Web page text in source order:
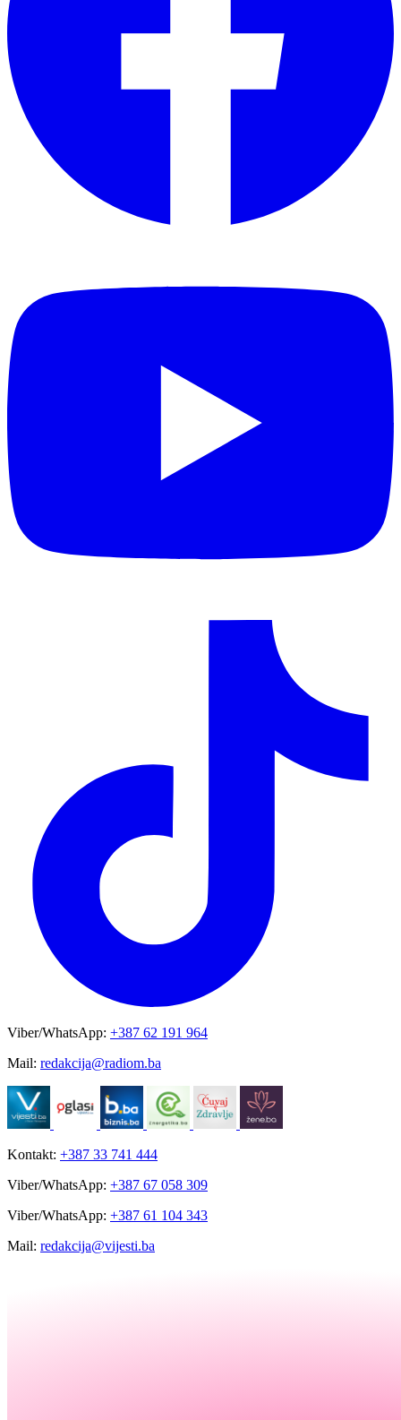
Viber/WhatsApp: +387 62 191 964
Mail: redakcija@radiom.ba
Kontakt: +387 33 741 444
Viber/WhatsApp: +387 67 058 309
Viber/WhatsApp: +387 61 104 343
Mail: redakcija@vijesti.ba